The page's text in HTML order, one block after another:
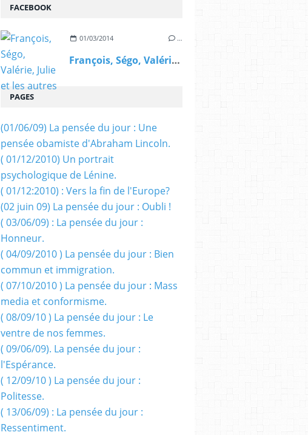
FACEBOOK
01/03/2014 …
François, Ségo, Valérie, Julie et les autres
PAGES
(01/06/09) La pensée du jour : Une
pensée obamiste d'Abraham Lincoln.
( 01/12/2010) Un portrait
psychologique de Lénine.
( 01/12:2010) : Vers la fin de l'Europe?
(02 juin 09) La pensée du jour : Oubli !
( 03/06/09) : La pensée du jour :
Honneur.
( 04/09/2010 ) La pensée du jour : Bien
commun et immigration.
( 07/10/2010 ) La pensée du jour : Mass
media et conformisme.
( 08/09/10 ) La pensée du jour : Le
ventre de nos femmes.
( 09/06/09). La pensée du jour :
l'Espérance.
( 12/09/10 ) La pensée du jour :
Politesse.
( 13/06/09) : La pensée du jour :
Ressentiment.